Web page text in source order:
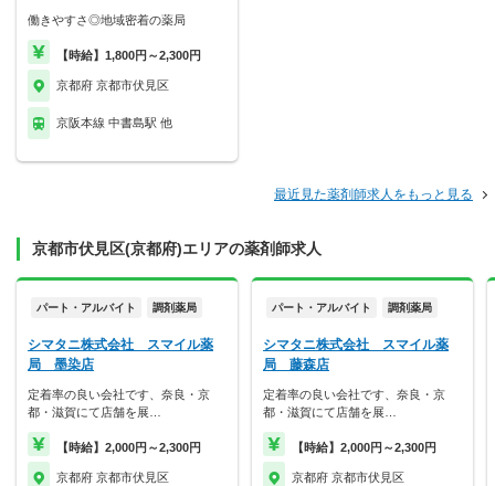
働きやすさ◎地域密着の薬局
【時給】1,800円～2,300円
京都府 京都市伏見区
京阪本線 中書島駅 他
最近見た薬剤師求人をもっと見る
京都市伏見区(京都府)エリアの薬剤師求人
パート・アルバイト 調剤薬局
シマタニ株式会社 スマイル薬
局 墨染店
定着率の良い会社です、奈良・京
都・滋賀にて店舗を展…
【時給】2,000円～2,300円
京都府 京都市伏見区
パート・アルバイト 調剤薬局
シマタニ株式会社 スマイル薬
局 藤森店
定着率の良い会社です、奈良・京
都・滋賀にて店舗を展…
【時給】2,000円～2,300円
京都府 京都市伏見区